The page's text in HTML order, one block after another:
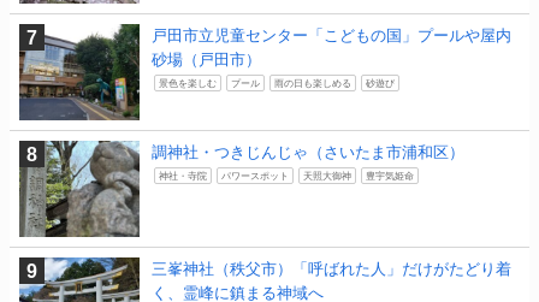
戸田市立児童センター「こどもの国」プールや屋内
砂場（戸田市）
景色を楽しむ プール 雨の日も楽しめる 砂遊び
調神社・つきじんじゃ（さいたま市浦和区）
神社・寺院 パワースポット 天照大御神 豊宇気姫命
三峯神社（秩父市）「呼ばれた人」だけがたどり着
く、霊峰に鎮まる神域へ